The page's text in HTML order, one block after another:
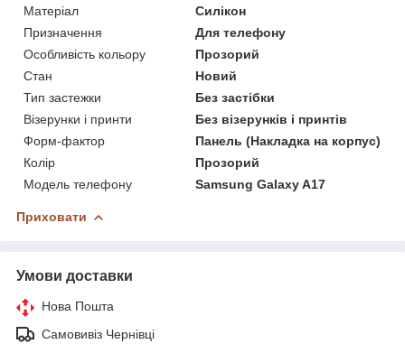
Матеріал
Силікон
Призначення
Для телефону
Особливість кольору
Прозорий
Стан
Новий
Тип застежки
Без застібки
Візерунки і принти
Без візерунків і принтів
Форм-фактор
Панель (Накладка на корпус)
Колір
Прозорий
Модель телефону
Samsung Galaxy A17
Приховати
Умови доставки
Нова Пошта
Самовивіз Чернівці